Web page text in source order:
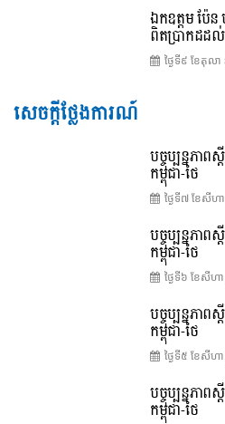
ឯកឧត្តម ប៉ែ
ពិតប្រាកដដល់
ថ្ងៃទី៩ ខែ​តុល
សេចក្តីថ្លែងការណ៍
បច្ចុប្បន្នភាព
កម្ពុជា-ថៃ
ថ្ងៃទី៧ ខែ​សីហ
បច្ចុប្បន្នភាព
កម្ពុជា-ថៃ
ថ្ងៃទី៦ ខែ​សីហ
បច្ចុប្បន្នភាព
កម្ពុជា-ថៃ
ថ្ងៃទី៥ ខែ​សីហ
បច្ចុប្បន្នភាព
កម្ពុជា-ថៃ